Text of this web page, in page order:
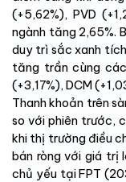
(+5,62%), PVD
ngành tăng 2,65%.
duy trì sắc xanh
tăng trần cùng các
(+3,17%), DCM
Thanh khoản trên
so với phiên trước,
khi thị trường điều
bán ròng với giá trị
chủ yếu tại FPT